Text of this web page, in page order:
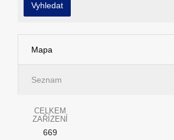
Vyhledat
Mapa
Seznam
CELKEM
ZAŘÍZENÍ
669